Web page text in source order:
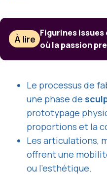
À lire
Figurines issues
où la passion
Le processus de
une phase de
prototypage
proportions et la
Les articulations,
offrent une
ou l’esthétique.